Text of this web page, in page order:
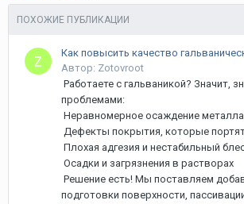
ПОХОЖИЕ ПУБЛИКАЦИИ
Автор: Zotovroot
Работаете с гальваникой? Значит,
проблемами:
Неравномерное осаждение металла
Дефекты покрытия, которые
Плохая адгезия и нестабильный
Осадки и загрязнения в растворах
Решение есть! Мы поставляем
подготовки поверхности,